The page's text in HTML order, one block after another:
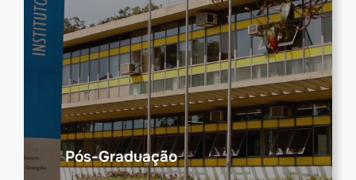
Pós-Graduação